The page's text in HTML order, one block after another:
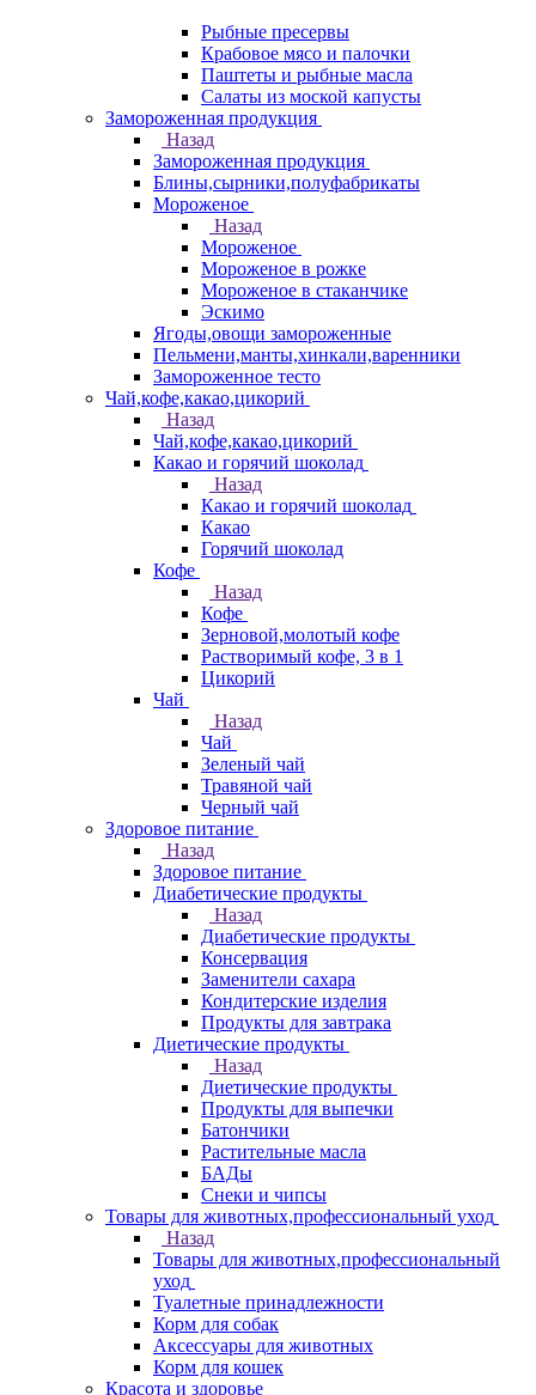
Рыбные пресервы
Крабовое мясо и палочки
Паштеты и рыбные масла
Салаты из моской капусты
Замороженная продукция
Назад
Замороженная продукция
Блины,сырники,полуфабрикаты
Мороженое
Назад
Мороженое
Мороженое в рожке
Мороженое в стаканчике
Эскимо
Ягоды,овощи замороженные
Пельмени,манты,хинкали,варенники
Замороженное тесто
Чай,кофе,какао,цикорий
Назад
Чай,кофе,какао,цикорий
Какао и горячий шоколад
Назад
Какао и горячий шоколад
Какао
Горячий шоколад
Кофе
Назад
Кофе
Зерновой,молотый кофе
Растворимый кофе, 3 в 1
Цикорий
Чай
Назад
Чай
Зеленый чай
Травяной чай
Черный чай
Здоровое питание
Назад
Здоровое питание
Диабетические продукты
Назад
Диабетические продукты
Консервация
Заменители сахара
Кондитерские изделия
Продукты для завтрака
Диетические продукты
Назад
Диетические продукты
Продукты для выпечки
Батончики
Растительные масла
БАДы
Снеки и чипсы
Товары для животных,профессиональный уход
Назад
Товары для животных,профессиональный
уход
Туалетные принадлежности
Корм для собак
Аксессуары для животных
Корм для кошек
Красота и здоровье